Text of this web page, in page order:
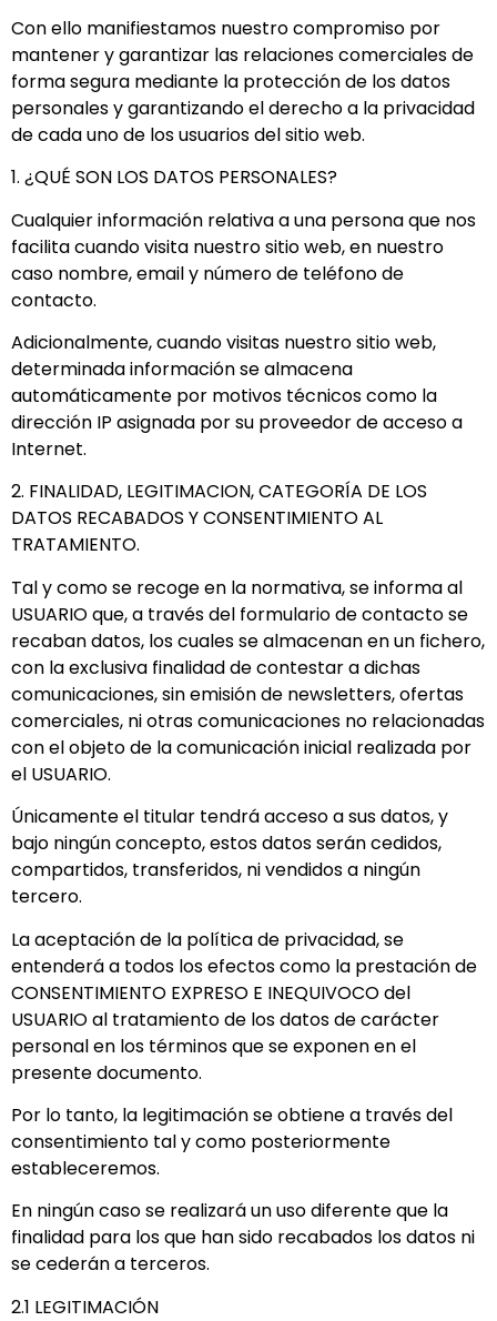
Con ello manifiestamos nuestro compromiso por
mantener y garantizar las relaciones comerciales de
forma segura mediante la protección de los datos
personales y garantizando el derecho a la privacidad
de cada uno de los usuarios del sitio web.
1. ¿QUÉ SON LOS DATOS PERSONALES?
Cualquier información relativa a una persona que nos
facilita cuando visita nuestro sitio web, en nuestro
caso nombre, email y número de teléfono de
contacto.
Adicionalmente, cuando visitas nuestro sitio web,
determinada información se almacena
automáticamente por motivos técnicos como la
dirección IP asignada por su proveedor de acceso a
Internet.
2. FINALIDAD, LEGITIMACION, CATEGORÍA DE LOS
DATOS RECABADOS Y CONSENTIMIENTO AL
TRATAMIENTO.
Tal y como se recoge en la normativa, se informa al
USUARIO que, a través del formulario de contacto se
recaban datos, los cuales se almacenan en un fichero,
con la exclusiva finalidad de contestar a dichas
comunicaciones, sin emisión de newsletters, ofertas
comerciales, ni otras comunicaciones no relacionadas
con el objeto de la comunicación inicial realizada por
el USUARIO.
Únicamente el titular tendrá acceso a sus datos, y
bajo ningún concepto, estos datos serán cedidos,
compartidos, transferidos, ni vendidos a ningún
tercero.
La aceptación de la política de privacidad, se
entenderá a todos los efectos como la prestación de
CONSENTIMIENTO EXPRESO E INEQUIVOCO del
USUARIO al tratamiento de los datos de carácter
personal en los términos que se exponen en el
presente documento.
Por lo tanto, la legitimación se obtiene a través del
consentimiento tal y como posteriormente
estableceremos.
En ningún caso se realizará un uso diferente que la
finalidad para los que han sido recabados los datos ni
se cederán a terceros.
2.1 LEGITIMACIÓN